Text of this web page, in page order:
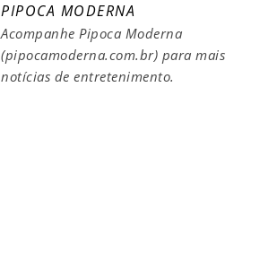
PIPOCA MODERNA
Acompanhe Pipoca Moderna
(pipocamoderna.com.br) para mais
notícias de entretenimento.